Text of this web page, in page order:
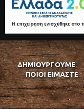
ΔΗΜΙΟΥΡΓΟΎΜΕ
ΠΟΙΟΊ ΕΊΜΑΣΤΕ